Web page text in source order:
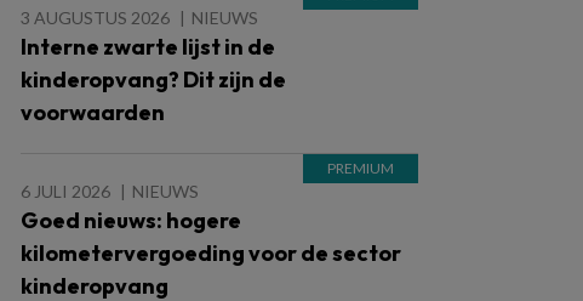
3 AUGUSTUS 2026 NIEUWS
Interne zwarte lijst in de
kinderopvang? Dit zijn de
voorwaarden
6 JULI 2026 NIEUWS
Goed nieuws: hogere
kilometervergoeding voor de sector
kinderopvang